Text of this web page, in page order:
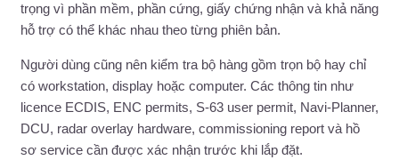
trọng vì phần mềm, phần cứng, giấy chứng nhận và khả năng
hỗ trợ có thể khác nhau theo từng phiên bản.
Người dùng cũng nên kiểm tra bộ hàng gồm trọn bộ hay chỉ
có workstation, display hoặc computer. Các thông tin như
licence ECDIS, ENC permits, S-63 user permit, Navi-Planner,
DCU, radar overlay hardware, commissioning report và hồ
sơ service cần được xác nhận trước khi lắp đặt.